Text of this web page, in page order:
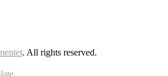
. All rights reserved.